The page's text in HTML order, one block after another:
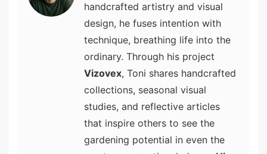
handcrafted artistry and visual
design, he fuses intention with
technique, breathing life into the
ordinary. Through his project
Vizovex, Toni shares handcrafted
collections, seasonal visual
studies, and reflective articles
that inspire others to see the
gardening potential in even the